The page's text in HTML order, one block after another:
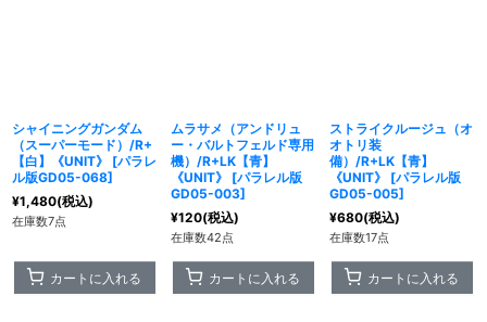
シャイニングガンダム
（スーパーモード）/R+
【白】《UNIT》
[パラレ
ル版GD05-068]
¥1,480(税込)
在庫数7点
カートに入れる
ムラサメ（アンドリュ
ー・バルトフェルド専用
機）/R+LK【青】
《UNIT》
[パラレル版
GD05-003]
¥120(税込)
在庫数42点
カートに入れる
ストライクルージュ（オ
オトリ装
備）/R+LK【青】
《UNIT》
[パラレル版
GD05-005]
¥680(税込)
在庫数17点
カートに入れる